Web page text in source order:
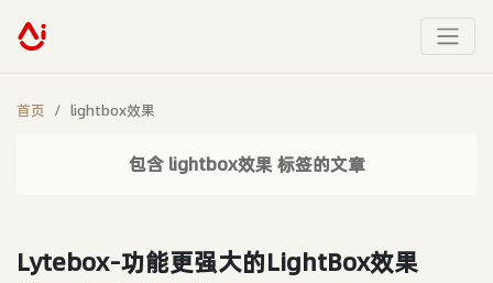
首页 lightbox效果
包含 lightbox效果 标签的文章
Lytebox-功能更强大的LightBox效果